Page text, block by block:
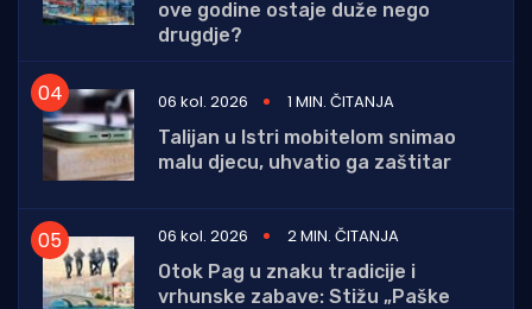
ove godine ostaje duže nego
drugdje?
06 kol. 2026
1 MIN. ČITANJA
Talijan u Istri mobitelom snimao
malu djecu, uhvatio ga zaštitar
06 kol. 2026
2 MIN. ČITANJA
Otok Pag u znaku tradicije i
vrhunske zabave: Stižu „Paške